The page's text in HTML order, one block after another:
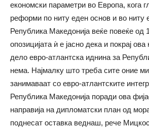
економски параметри во Европа, кога
реформи по ниту еден основ и во ниту
Република Македонија веќе повеќе од
опозицијата ѝ е јасно дека и покрај
дело евро-атлантска иднина за
нема. Најмалку што треба сите оние
занимаваат со евро-атлантските
Република Македонија поради ова
направија на дипломатски план од
поднесат оставка веднаш, рече